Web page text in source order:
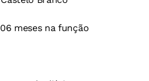
meses na função